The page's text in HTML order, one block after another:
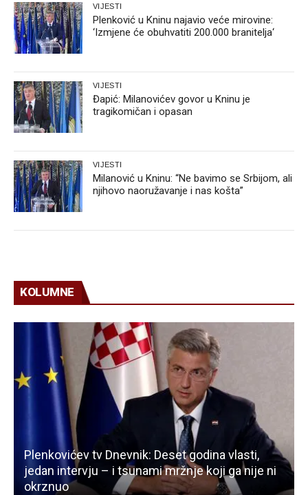
VIJESTI
Plenković u Kninu najavio veće mirovine:
‘Izmjene će obuhvatiti 200.000 branitelja‘
VIJESTI
Đapić: Milanovićev govor u Kninu je
tragikomičan i opasan
VIJESTI
Milanović u Kninu: “Ne bavimo se Srbijom, ali
njihovo naoružavanje i nas košta”
KOLUMNE
Plenkovićev tv Dnevnik: Deset godina vlasti,
jedan intervju – i tsunami mržnje koji ga nije ni
okrznuo